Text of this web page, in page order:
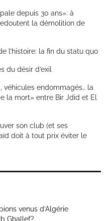
depuis 30 ans»: à
la démolition de
l’histoire: la fin du statu quo
du désir d’exil
véhicules endommagés… la
la mort» entre Bir Jdid et El
son club (et ses
doit à tout prix éviter le
venus d’Algérie
Ghallef?